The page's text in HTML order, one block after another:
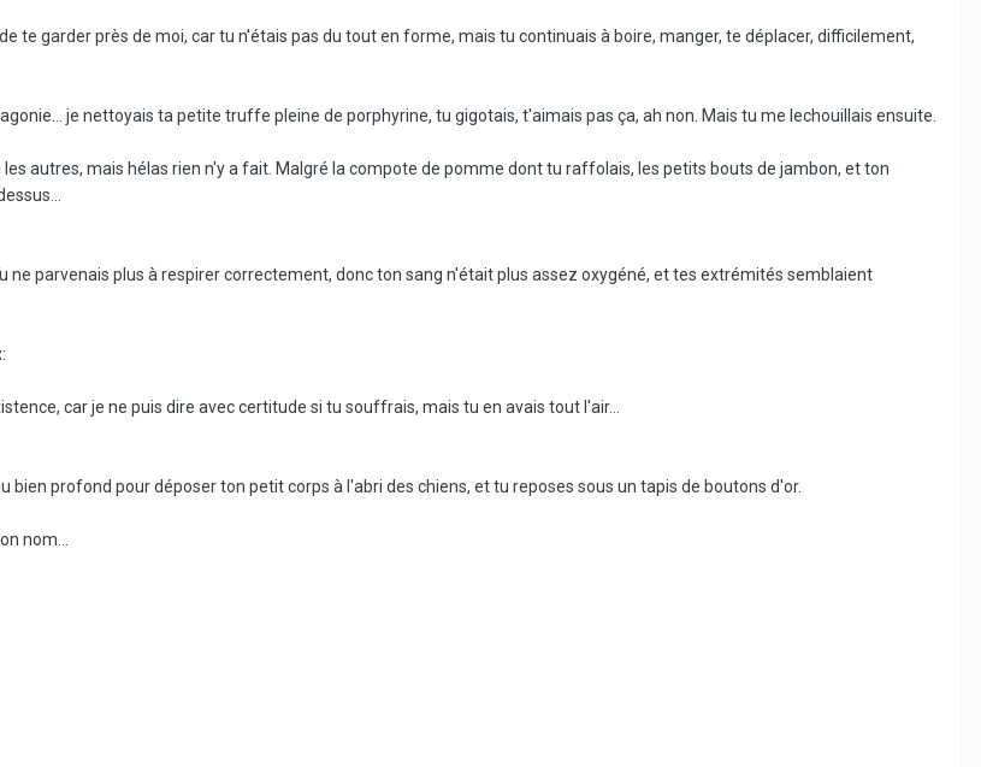
te garder près de moi, car tu n'étais pas du tout en forme, mais tu continuais à boire, manger, te déplacer, difficilement,
je nettoyais ta petite truffe pleine de porphyrine, tu gigotais, t'aimais pas ça, ah non. Mais tu me lechouillais ensuite.
autres, mais hélas rien n'y a fait. Malgré la compote de pomme dont tu raffolais, les petits bouts de jambon, et ton
ne parvenais plus à respirer correctement, donc ton sang n'était plus assez oxygéné, et tes extrémités semblaient
car je ne puis dire avec certitude si tu souffrais, mais tu en avais tout l'air...
bien profond pour déposer ton petit corps à l'abri des chiens, et tu reposes sous un tapis de boutons d'or.
nom...